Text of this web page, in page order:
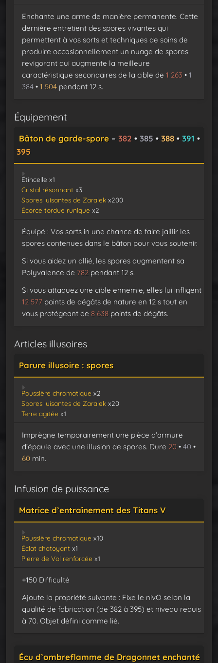
Enchante une arme de manière permanente. Cette
dernière entretient des spores vivantes qui
permettent à vos sorts et techniques de soins de
produire occasionnellement un nuage de spores
revigorant qui augmente la meilleure
caractéristique secondaires de la cible de 1 263 • 1
384 • 1 504 pendant 12 s.
Équipement
Bâton de garde-spore – 382 • 385 • 388 • 391 •
395
Étincelle x1
Cristal résonnant x3
Spores luisantes de Zaralek x200
Écorce tordue runique x2
Équipé : Vos sorts in une chance de faire jaillir les
spores contenues dans le bâton pour vous soutenir.
Si vous aidez un allié, les spores augmentent sa
Polyvalence de 782 pendant 12 s.
Si vous attaquez une cible ennemie, elles lui infligent
12 577 points de dégâts de nature en 12 s tout en
vous protégeant de 8 638 points de dégâts.
Articles illusoires
Parure illusoire : spores
Poussière chromatique x2
Spores luisantes de Zaralek x20
Terre agitée x1
Imprègne temporairement une pièce d’armure
d’épaule avec une illusion de spores. Dure 20 • 40 •
60 min.
Infusion de puissance
Matrice d’entraînement des Titans V
Poussière chromatique x10
Éclat chatoyant x1
Pierre de Vol renforcée x1
+150 Difficulté
Ajoute la propriété suivante : Fixe le nivO selon la
qualité de fabrication (de 382 à 395) et niveau requis
à 70. Objet défini comme lié.
Écu d’ombreflamme de Dragonnet enchanté